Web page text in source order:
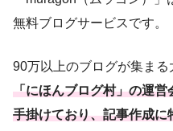
無料ブログサービスです。
90万以上のブログが集ま
「にほんブログ村」の運
手掛けており、記事作成に